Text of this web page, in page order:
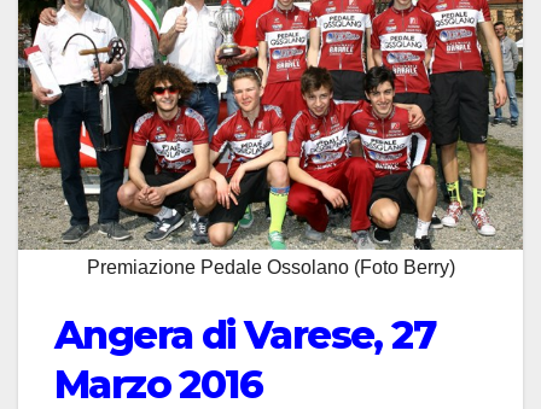
Premiazione Pedale Ossolano (Foto Berry)
Angera di Varese, 27
Marzo 2016